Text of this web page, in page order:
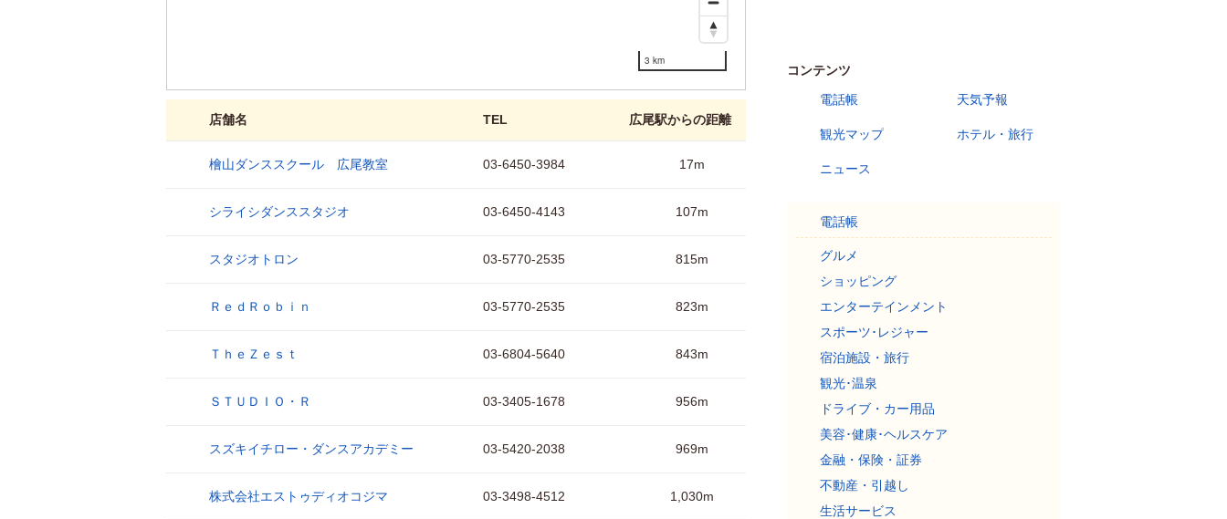
3 km
店舗名 TEL 広尾駅からの距離
檜山ダンススクール 広尾教室 03-6450-3984 17m
シライシダンススタジオ 03-6450-4143 107m
スタジオトロン 03-5770-2535 815m
ＲｅｄＲｏｂｉｎ 03-5770-2535 823m
ＴｈｅＺｅｓｔ 03-6804-5640 843m
ＳＴＵＤＩＯ・Ｒ 03-3405-1678 956m
スズキイチロー・ダンスアカデミー 03-5420-2038 969m
株式会社エストゥディオコジマ 03-3498-4512 1,030m
コンテンツ
電話帳
天気予報
観光マップ ホテル・旅行
ニュース
電話帳
グルメ
ショッピング
エンターテインメント
スポーツ･レジャー
宿泊施設・旅行
観光･温泉
ドライブ・カー用品
美容･健康･ヘルスケア
金融・保険・証券
不動産・引越し
生活サービス